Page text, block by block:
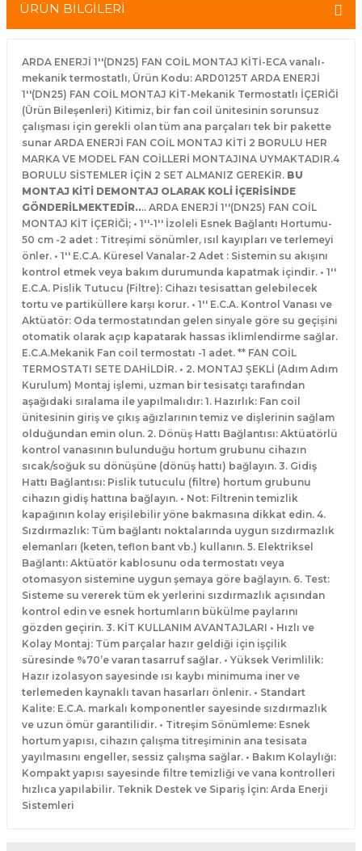
ÜRÜN BİLGİLERİ
ARDA ENERJİ 1''(DN25) FAN COİL MONTAJ KİTİ-ECA vanalı-
mekanik termostatlı, Ürün Kodu: ARD0125T ARDA ENERJİ
1''(DN25) FAN COİL MONTAJ KİT-Mekanik Termostatlı İÇERİĞİ
(Ürün Bileşenleri) Kitimiz, bir fan coil ünitesinin sorunsuz
çalışması için gerekli olan tüm ana parçaları tek bir pakette
sunar ARDA ENERJİ FAN COİL MONTAJ KİTİ 2 BORULU HER
MARKA VE MODEL FAN COİLLERİ MONTAJINA UYMAKTADIR.4
BORULU SİSTEMLER İÇİN 2 SET ALMANIZ GEREKİR. BU
MONTAJ KİTİ DEMONTAJ OLARAK KOLİ İÇERİSİNDE
GÖNDERİLMEKTEDİR.... ARDA ENERJİ 1''(DN25) FAN COİL
MONTAJ KİT İÇERİĞİ; • 1''-1'' İzoleli Esnek Bağlantı Hortumu-
50 cm -2 adet : Titreşimi sönümler, ısıl kayıpları ve terlemeyi
önler. • 1'' E.C.A. Küresel Vanalar-2 Adet : Sistemin su akışını
kontrol etmek veya bakım durumunda kapatmak içindir. • 1''
E.C.A. Pislik Tutucu (Filtre): Cihazı tesisattan gelebilecek
tortu ve partiküllere karşı korur. • 1'' E.C.A. Kontrol Vanası ve
Aktüatör: Oda termostatından gelen sinyale göre su geçişini
otomatik olarak açıp kapatarak hassas iklimlendirme sağlar.
E.C.A.Mekanik Fan coil termostatı -1 adet. ** FAN COİL
TERMOSTATI SETE DAHİLDİR. • 2. MONTAJ ŞEKLİ (Adım Adım
Kurulum) Montaj işlemi, uzman bir tesisatçı tarafından
aşağıdaki sıralama ile yapılmalıdır: 1. Hazırlık: Fan coil
ünitesinin giriş ve çıkış ağızlarının temiz ve dişlerinin sağlam
olduğundan emin olun. 2. Dönüş Hattı Bağlantısı: Aktüatörlü
kontrol vanasının bulunduğu hortum grubunu cihazın
sıcak/soğuk su dönüşüne (dönüş hattı) bağlayın. 3. Gidiş
Hattı Bağlantısı: Pislik tutuculu (filtre) hortum grubunu
cihazın gidiş hattına bağlayın. • Not: Filtrenin temizlik
kapağının kolay erişilebilir yöne bakmasına dikkat edin. 4.
Sızdırmazlık: Tüm bağlantı noktalarında uygun sızdırmazlık
elemanları (keten, teflon bant vb.) kullanın. 5. Elektriksel
Bağlantı: Aktüatör kablosunu oda termostatı veya
otomasyon sistemine uygun şemaya göre bağlayın. 6. Test:
Sisteme su vererek tüm ek yerlerini sızdırmazlık açısından
kontrol edin ve esnek hortumların bükülme paylarını
gözden geçirin. 3. KİT KULLANIM AVANTAJLARI • Hızlı ve
Kolay Montaj: Tüm parçalar hazır geldiği için işçilik
süresinde %70’e varan tasarruf sağlar. • Yüksek Verimlilik:
Hazır izolasyon sayesinde ısı kaybı minimuma iner ve
terlemeden kaynaklı tavan hasarları önlenir. • Standart
Kalite: E.C.A. markalı komponentler sayesinde sızdırmazlık
ve uzun ömür garantilidir. • Titreşim Sönümleme: Esnek
hortum yapısı, cihazın çalışma titreşiminin ana tesisata
yayılmasını engeller, sessiz çalışma sağlar. • Bakım Kolaylığı:
Kompakt yapısı sayesinde filtre temizliği ve vana kontrolleri
hızlıca yapılabilir. Teknik Destek ve Sipariş İçin: Arda Enerji
Sistemleri